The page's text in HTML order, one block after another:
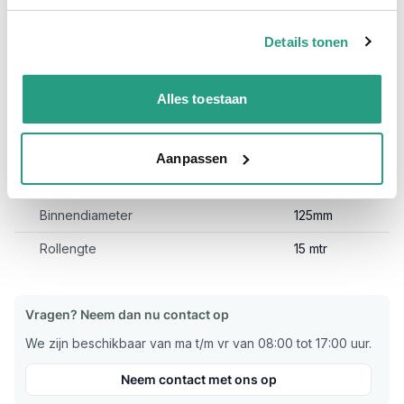
Details tonen
Alles toestaan
Aanpassen
Bijvoorbeeld het afzuigen van uitlaatgassen en/of roetdeeltjes
geschikt om direct op een uitlaat gemonteerd te worden. Ook
Voor vragen over de toepassing van de afzuigslang Airprene
onze technisch experts.
Meer informatie
Binnendiameter 125mm
Rollengte 15 mtr
Vragen? Neem dan nu contact op
We zijn beschikbaar van ma t/m vr van 08:00 tot 17:00 uur.
Neem contact met ons op